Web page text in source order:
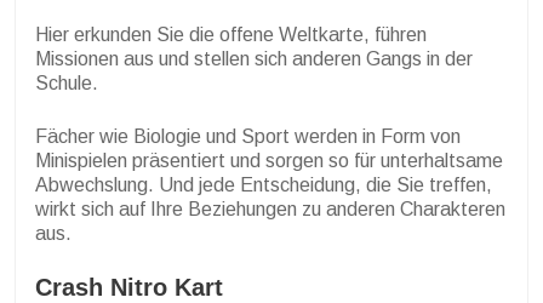
Hier erkunden Sie die offene Weltkarte, führen
Missionen aus und stellen sich anderen Gangs in der
Schule.
Fächer wie Biologie und Sport werden in Form von
Minispielen präsentiert und sorgen so für unterhaltsame
Abwechslung. Und jede Entscheidung, die Sie treffen,
wirkt sich auf Ihre Beziehungen zu anderen Charakteren
aus.
Crash Nitro Kart